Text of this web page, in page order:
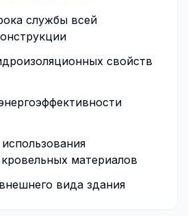
службы всей
свойств
материалов
вида здания